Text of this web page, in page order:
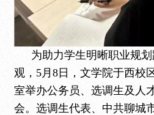
为助力学生明晰职业规
观， 5月8日，文学院于西校
室举办公务员、选调生及人
会。选调生代表、中共聊城